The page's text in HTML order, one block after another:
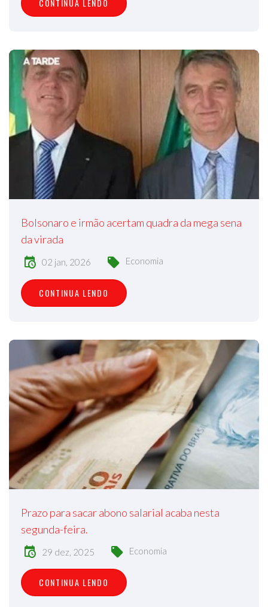
CONTINUA LENDO
Bolsonaro e irmão acertam quadra da mega sena
da virada
02 jan, 2026 Economia
CONTINUA LENDO
Prazo para sacar abono salarial acaba nesta
segunda-feira.
29 dez, 2025 Economia
CONTINUA LENDO